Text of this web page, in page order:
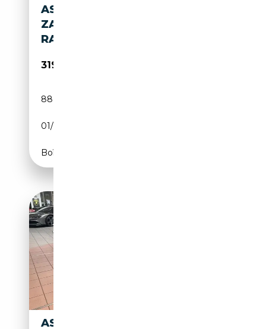
ASTON MARTIN DB AR1
ZAGATO "№ 27 OF 99" VERY
RARE AND UNIQUE "DOUB
319 500€
88 474 km
01/2004
Boîte automatique
ASTON MARTIN DB 6